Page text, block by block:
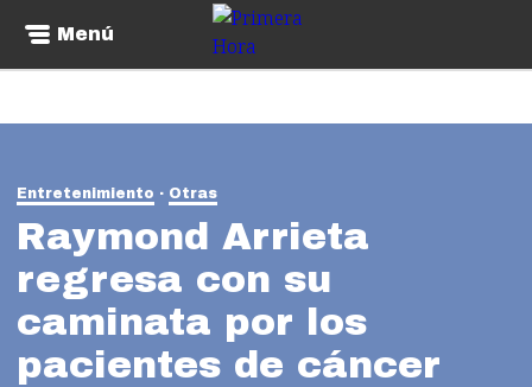
Menú
Entretenimiento Otras
Raymond Arrieta
regresa con su
caminata por los
pacientes de cáncer